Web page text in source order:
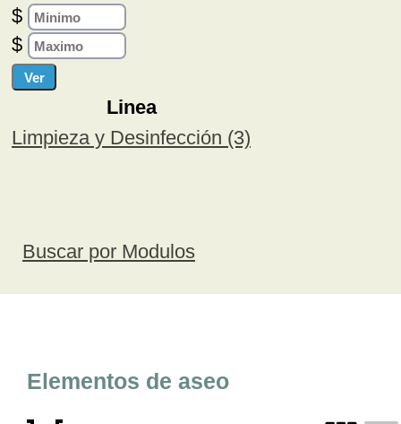
$
$
Linea
Limpieza y Desinfección (3)
Buscar por Modulos
Elementos de aseo